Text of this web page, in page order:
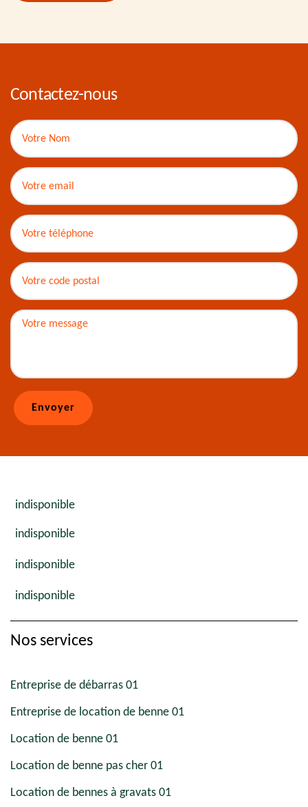
Contactez-nous
indisponible
indisponible
indisponible
indisponible
Nos services
Entreprise de débarras 01
Entreprise de location de benne 01
Location de benne 01
Location de benne pas cher 01
Location de bennes à gravats 01